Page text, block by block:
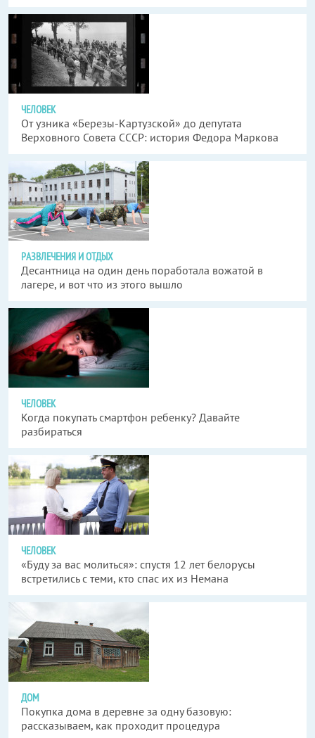
ЧЕЛОВЕК
От узника «Березы-Картузской» до депутата
Верховного Совета СССР: история Федора Маркова
РАЗВЛЕЧЕНИЯ И ОТДЫХ
Десантница на один день поработала вожатой в
лагере, и вот что из этого вышло
ЧЕЛОВЕК
Когда покупать смартфон ребенку? Давайте
разбираться
ЧЕЛОВЕК
«Буду за вас молиться»: спустя 12 лет белорусы
встретились с теми, кто спас их из Немана
ДОМ
Покупка дома в деревне за одну базовую:
рассказываем, как проходит процедура